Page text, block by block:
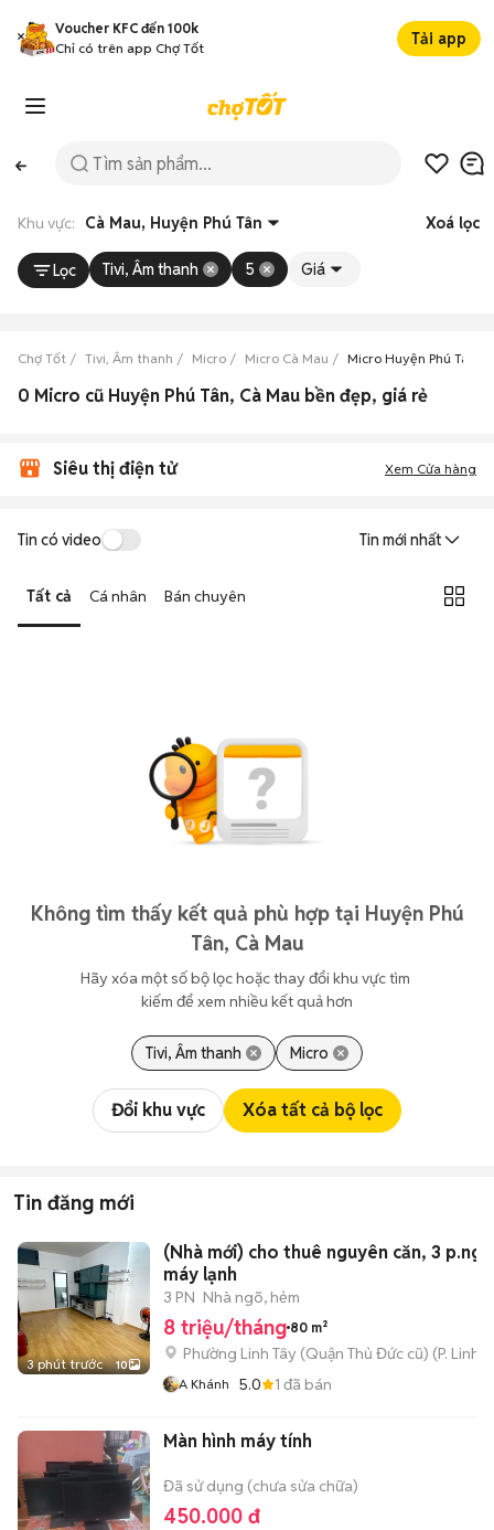
Voucher KFC đến 100k
Chỉ có trên app Chợ Tốt
Tải app
Khu vực: Cà Mau, Huyện Phú Tân Xoá lọc
Lọc Tivi, Âm thanh 5 Giá
Chợ Tốt Tivi, Âm thanh Micro Micro Cà Mau Micro Huyện Phú Tân
0 Micro cũ Huyện Phú Tân, Cà Mau bền đẹp, giá rẻ
Siêu thị điện tử Xem Cửa hàng
Tin có video Tin mới nhất
Tất cả Cá nhân Bán chuyên
Không tìm thấy kết quả phù hợp tại Huyện Phú
Tân, Cà Mau
Hãy xóa một số bộ lọc hoặc thay đổi khu vực tìm
kiếm để xem nhiều kết quả hơn
Tivi, Âm thanh Micro
Đổi khu vực Xóa tất cả bộ lọc
Tin đăng mới
3 phút trước 10
(Nhà mới) cho thuê nguyên căn, 3
máy lạnh
3 PN Nhà ngõ, hẻm
8 triệu/tháng 80 m²
Phường Linh Tây (Quận Thủ Đức cũ) (P. Linh
A Khánh 5.0 1 đã bán
Màn hình máy tính
Đã sử dụng (chưa sửa chữa)
450.000 đ